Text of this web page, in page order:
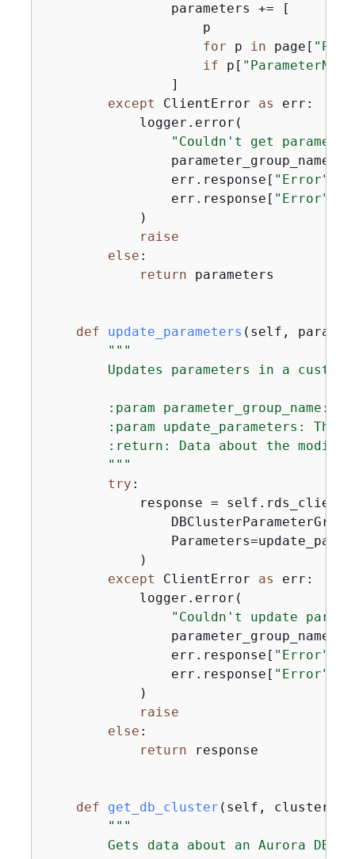
                parameters += [
                    p
for p in page[
if p[
                ]
except ClientError as err:
            logger.error(
"Couldn't get
                parameter_group_name,
                err.response[
"Error"
                err.response[
"Error"
            )
raise
else :
return parameters
def update_parameters ( self,
"""
Updates parameters in a custom
:param parameter_group_name:
:param update_parameters: The
:return: Data about the
        """
try :
response =
            )
except ClientError as err:
            logger.error(
"Couldn't update
                parameter_group_name,
                err.response[
"Error"
                err.response[
"Error"
            )
raise
else :
return response
def get_db_cluster ( self,
"""
Gets data about an Aurora DB